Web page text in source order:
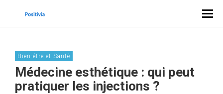
Bien-être et Santé
Médecine esthétique : qui peut
pratiquer les injections ?